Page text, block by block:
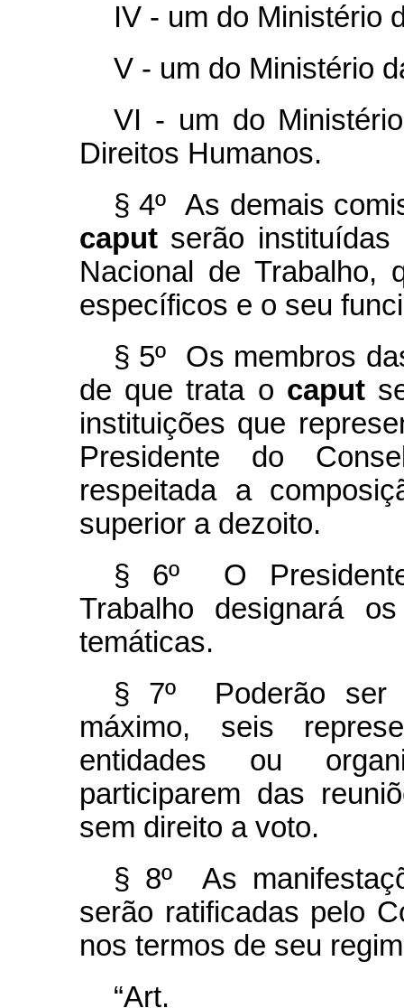
IV - um do Ministério
V - um do Ministério
VI - um do
Direitos Humanos.
§ 4º As demais
caput serão
Nacional de Trabalho,
específicos e o seu
§ 5º Os membros
de que trata o caput
instituições que
Presidente do
respeitada a
superior a dezoito.
§ 6º O
Trabalho designará
temáticas.
§ 7º Poderão ser
máximo, seis
entidades ou
participarem das
sem direito a voto.
§ 8º As
serão ratificadas pelo
nos termos de seu